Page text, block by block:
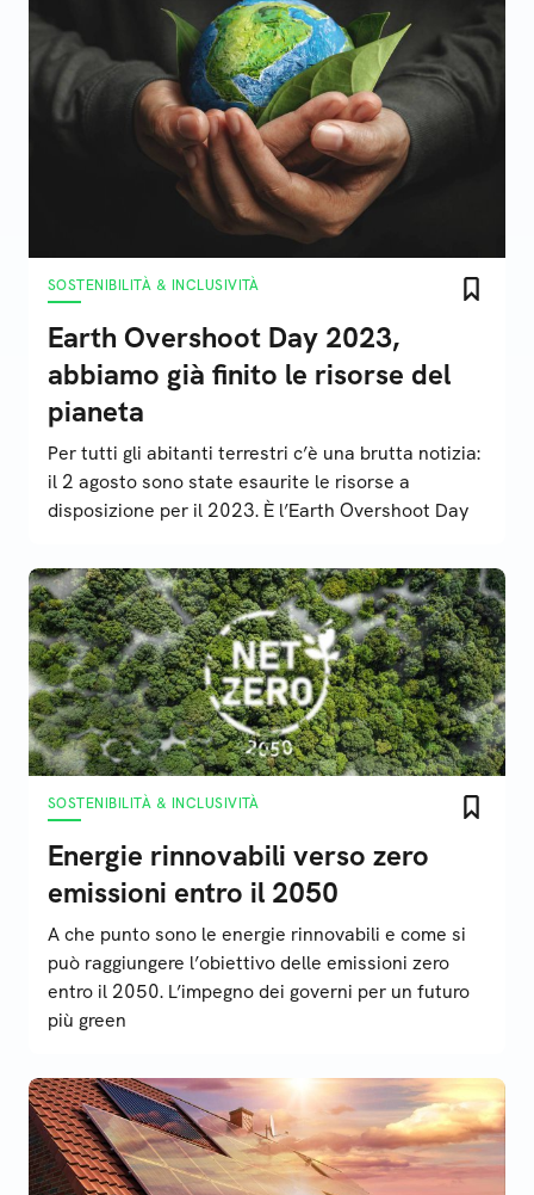
SOSTENIBILITÀ & INCLUSIVITÀ
Earth Overshoot Day 2023,
abbiamo già finito le risorse del
pianeta
Per tutti gli abitanti terrestri c’è una brutta notizia:
il 2 agosto sono state esaurite le risorse a
disposizione per il 2023. È l’Earth Overshoot Day
SOSTENIBILITÀ & INCLUSIVITÀ
Energie rinnovabili verso zero
emissioni entro il 2050
A che punto sono le energie rinnovabili e come si
può raggiungere l’obiettivo delle emissioni zero
entro il 2050. L’impegno dei governi per un futuro
più green